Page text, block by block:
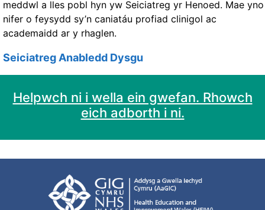
meddwl a lles pobl hyn yw Seiciatreg yr Henoed. Mae yno
nifer o feysydd sy’n caniatáu profiad clinigol ac
academaidd ar y rhaglen.
Seiciatreg Anabledd Dysgu
Helpwch ni i wella ein gwefan. Rhowch
eich adborth i ni.